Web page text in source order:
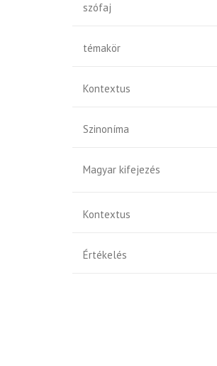
szófaj
témakör
Kontextus
Szinoníma
Magyar kifejezés
Kontextus
Értékelés